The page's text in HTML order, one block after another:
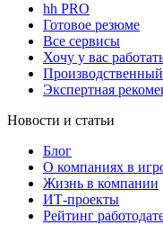
hh PRO
Готовое резюме
Все сервисы
Хочу у вас
Экспертная
Новости и статьи
Блог
О компаниях в
Жизнь в компании
ИТ-проекты
Рейтинг